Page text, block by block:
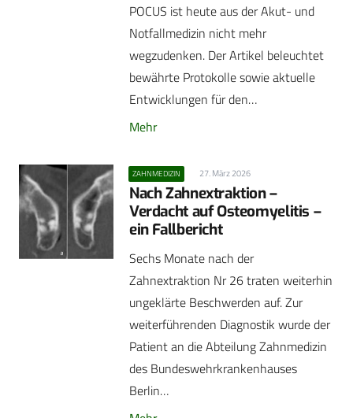
POCUS ist heute aus der Akut- und
Notfallmedizin nicht mehr
wegzudenken. Der Artikel beleuchtet
bewährte Protokolle sowie aktuelle
Entwicklungen für den…
Mehr
ZAHNMEDIZIN 27. März 2026
Nach Zahnextraktion –
Verdacht auf Osteomyelitis –
ein Fallbericht
Sechs Monate nach der
Zahnextraktion Nr 26 traten weiterhin
ungeklärte Beschwerden auf. Zur
weiterführenden Diagnostik wurde der
Patient an die Abteilung Zahnmedizin
des Bundeswehrkrankenhauses
Berlin…